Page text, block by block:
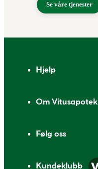
Se våre tjenester
Hjelp
Om Vitusapotek
Følg oss
Kundeklubb